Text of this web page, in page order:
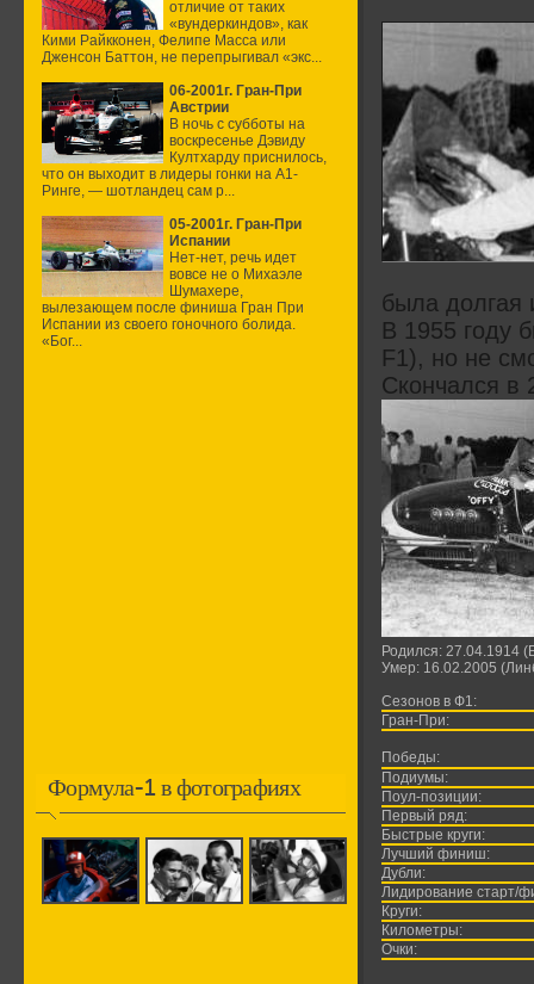
отличие от таких
«вундеркиндов», как
Кими Райкконен, Фелипе Масса или
Дженсон Баттон, не перепрыгивал «экс...
06-2001г. Гран-При
Австрии
В ночь с субботы на
воскресенье Дэвиду
Култхарду приснилось,
что он выходит в лидеры гонки на А1-
Ринге, — шотландец сам р...
05-2001г. Гран-При
Испании
Нет-нет, речь идет
вовсе не о Михаэле
Шумахере,
вылезающем после финиша Гран При
Испании из своего гоночного болида.
«Бог...
Формула-1 в фотографиях
была долгая
В 1955 году
F1), но не
Скончался в
Родился: 27.04.1914
Умер: 16.02.2005
Сезонов в Ф1:
Гран-При:
Победы:
Подиумы:
Поул-позиции:
Первый ряд:
Быстрые круги:
Лучший финиш:
Дубли:
Лидирование старт/
Круги:
Километры:
Очки: